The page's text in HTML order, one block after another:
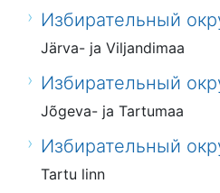
Избирательный
Järva- ja Viljandimaa
Избирательный
Jõgeva- ja Tartumaa
Избирательный
Tartu linn